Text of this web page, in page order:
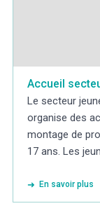
Accueil
Le secteur
organise des
montage de
17 ans. Les
En savoir plus